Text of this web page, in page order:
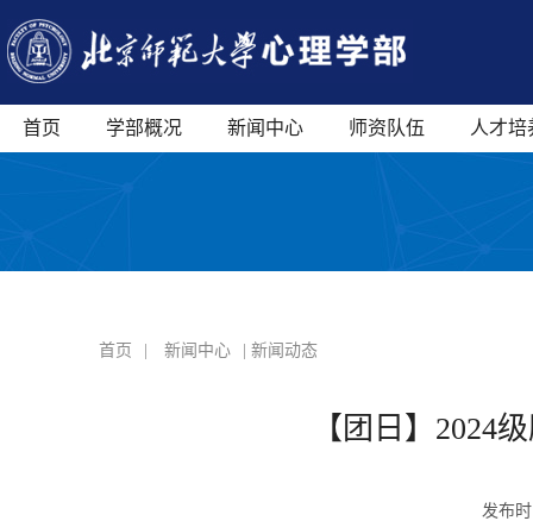
首页 学部概况 新闻中心 师资队伍 人才培
首页 新闻中心 | 新闻动态
【团日】2024
发布